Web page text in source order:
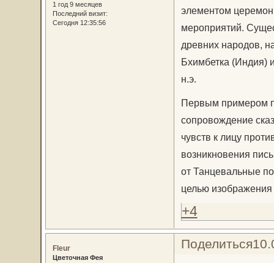
1 год 9 месяцев
Последний визит:
Сегодня 12:35:56
элементом
мероприятий.
древних народов,
Бхимбетка (Индия)
н.э.
Первым примером
сопровождение
чувств к лицу
возникновения
от Танцевальные
целью изображения
+4
Поделиться
Fleur
Цветочная Фея